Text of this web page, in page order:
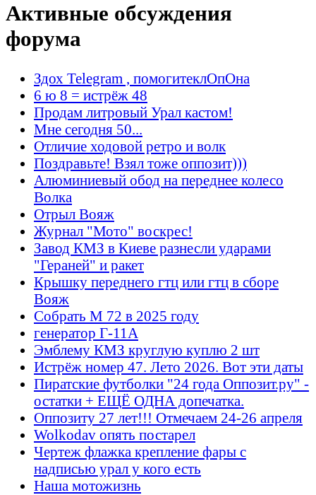
Активные обсуждения
форума
Здох Telegram , помогитеклОпОна
6 ю 8 = истрёж 48
Продам литровый Урал кастом!
Мне сегодня 50...
Отличие ходовой ретро и волк
Поздравьте! Взял тоже оппозит)))
Алюминиевый обод на переднее колесо
Волка
Отрыл Вояж
Журнал "Мото" воскрес!
Завод КМЗ в Киеве разнесли ударами
"Гераней" и ракет
Крышку переднего гтц или гтц в сборе
Вояж
Собрать М 72 в 2025 году
генератор Г-11А
Эмблему КМЗ круглую куплю 2 шт
Истрёж номер 47. Лето 2026. Вот эти даты
Пиратские футболки "24 года Оппозит.ру" -
остатки + ЕЩЁ ОДНА допечатка.
Оппозиту 27 лет!!! Отмечаем 24-26 апреля
Wolkodav опять постарел
Чертеж флажка крепление фары с
надписью урал у кого есть
Наша мотожизнь